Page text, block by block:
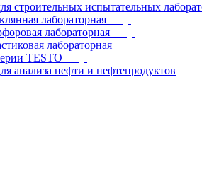
строительных испытательных
лабораторная
лабораторная
лабораторная
TESTO
анализа нефти и нефтепродуктов